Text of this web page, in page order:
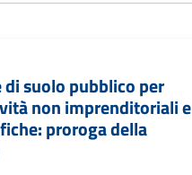
di suolo pubblico per
non imprenditoriali e
proroga della